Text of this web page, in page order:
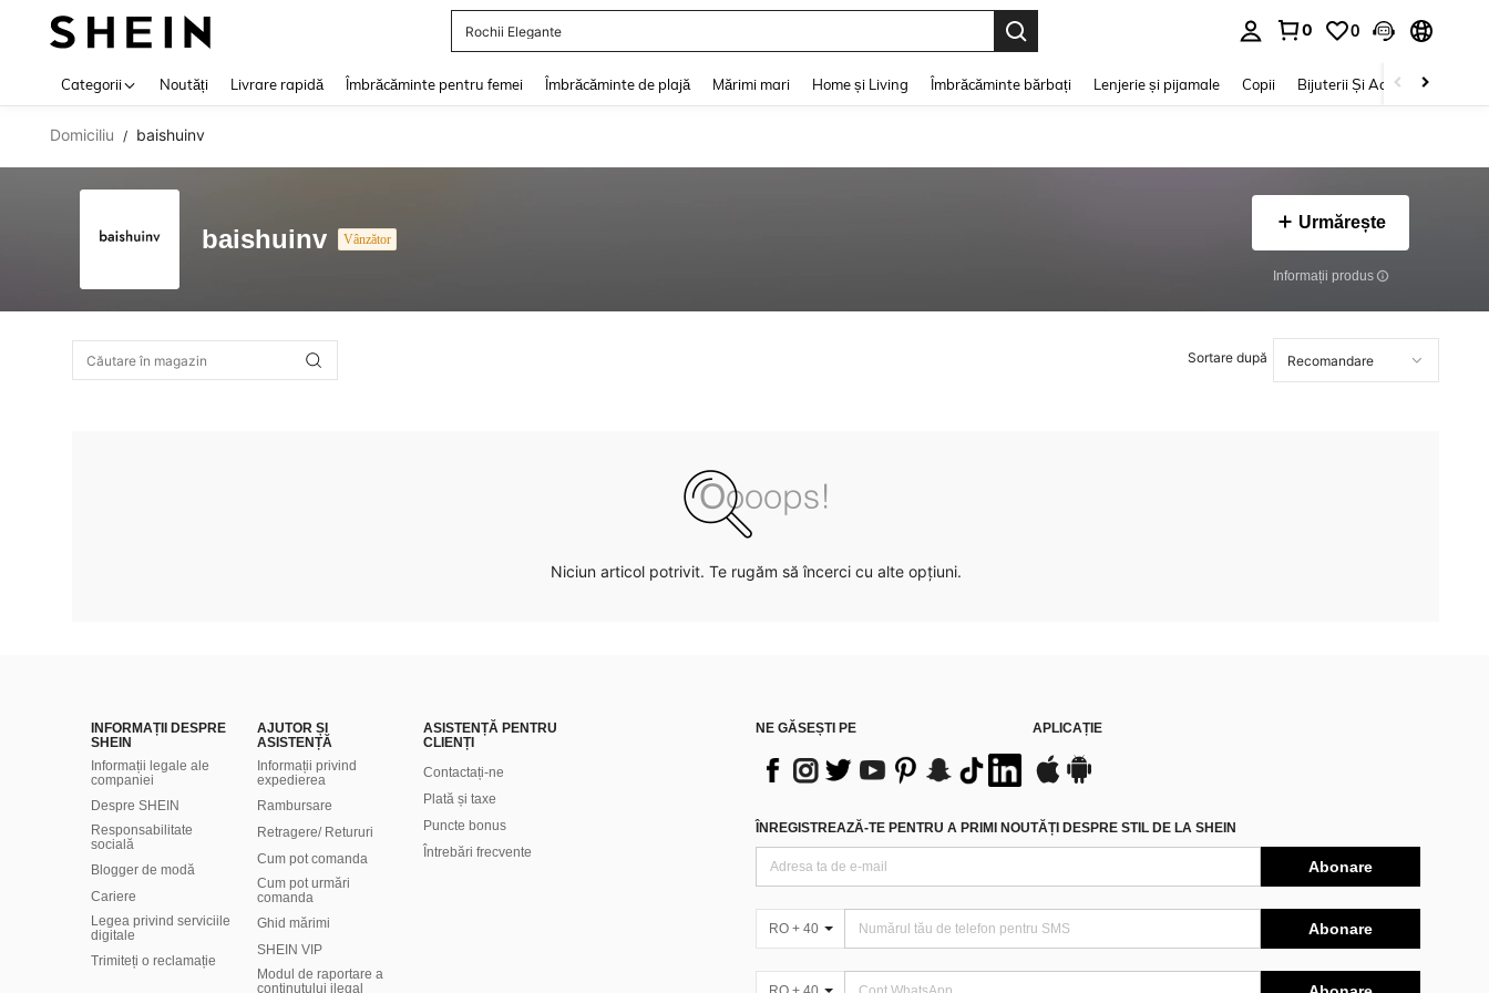
Rochii Elegante
0 0
Categorii Noutăți Livrare rapidă Îmbrăcăminte pentru femei Îmbrăcăminte de plajă Mărimi mari Home și Living Îmbrăcăminte bărbați Lenjerie și pijamale Copii Bijuterii Și Accesorii
Domiciliu / baishuinv
baishuinv Vânzător
Urmărește
Informații produs
Sortare după
Niciun articol potrivit. Te rugăm să încerci cu alte opțiuni.
INFORMAȚII DESPRE
SHEIN
Informații legale ale
companiei
Despre SHEIN
Responsabilitate
socială
Blogger de modă
Cariere
Legea privind serviciile
digitale
Trimiteți o reclamație
AJUTOR ȘI
ASISTENȚĂ
Informații privind
expedierea
Rambursare
Retragere/ Retururi
Cum pot comanda
Cum pot urmări
comanda
Ghid mărimi
SHEIN VIP
Modul de raportare a
conținutului ilegal
ASISTENȚĂ PENTRU
CLIENȚI
Contactați-ne
Plată și taxe
Puncte bonus
Întrebări frecvente
NE GĂSEȘTI PE APLICAȚIE
ÎNREGISTREAZĂ-TE PENTRU A PRIMI NOUTĂȚI DESPRE STIL DE LA SHEIN
Abonare
RO + 40 Abonare